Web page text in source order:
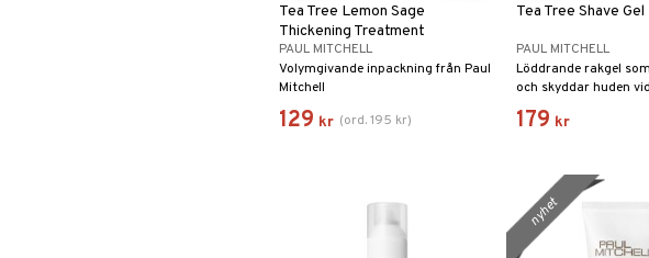
Tea Tree Lemon Sage
Thickening Treatment
PAUL MITCHELL
Volymgivande inpackning från Paul
Mitchell
129 kr (ord.195 kr)
Tea Tree Shave Gel
PAUL MITCHELL
Löddrande rakgel
och skyddar huden
179 kr
nyhet